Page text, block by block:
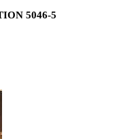
5046-5